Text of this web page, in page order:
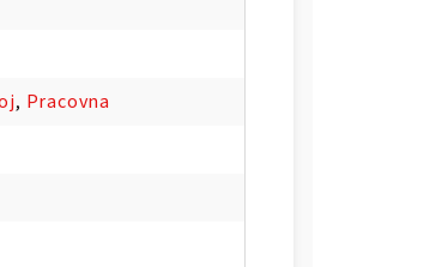
, Pracovna